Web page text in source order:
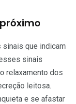
sinais que indicam
sinais
relaxamento dos
leitosa.
e se afastar